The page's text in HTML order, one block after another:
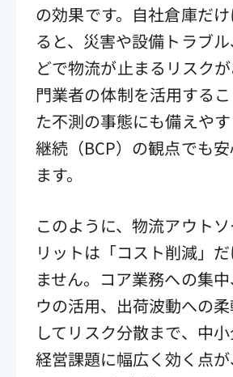
の効果です。自社倉庫だ
ると、災害や設備トラブ
どで物流が止まるリスク
門業者の体制を活用する
た不測の事態にも備えや
継続（BCP）の観点でも
ます。
このように、物流アウト
リットは「コスト削減」
ません。コア業務への集
ウの活用、出荷波動への
してリスク分散まで、中
経営課題に幅広く効く点